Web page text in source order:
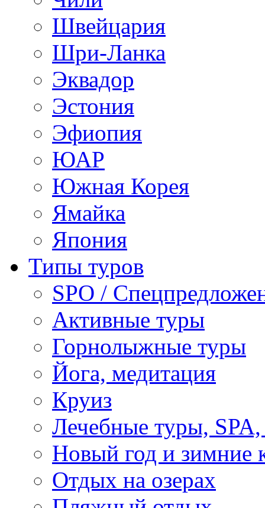
Швейцария
Шри-Ланка
Эквадор
Эстония
Эфиопия
ЮАР
Южная Корея
Ямайка
Япония
Типы туров
SPO /
Активные туры
Горнолыжные туры
Йога, медитация
Круиз
Лечебные туры, SPA,
Новый год и зимние
Отдых на озерах